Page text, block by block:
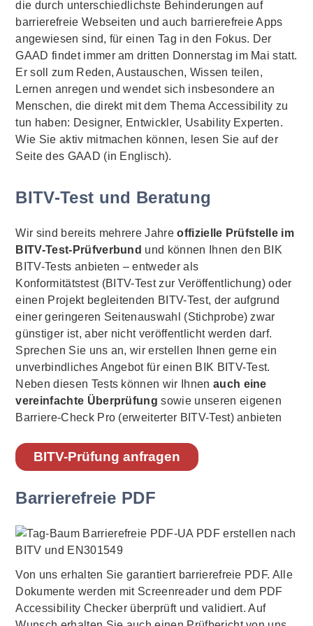
die durch unterschiedlichste Behinderungen auf
barrierefreie Webseiten und auch barrierefreie Apps
angewiesen sind, für einen Tag in den Fokus. Der
GAAD findet immer am dritten Donnerstag im Mai statt.
Er soll zum Reden, Austauschen, Wissen teilen,
Lernen anregen und wendet sich insbesondere an
Menschen, die direkt mit dem Thema Accessibility zu
tun haben: Designer, Entwickler, Usability Experten.
Wie Sie aktiv mitmachen können, lesen Sie auf der
Seite des GAAD (in Englisch).
BITV-Test und Beratung
Wir sind bereits mehrere Jahreoffizielle Prüfstelle im
BITV-Test-Prüfverbund und können Ihnen den BIK
BITV-Tests anbieten – entweder als
Konformitätstest (BITV-Test zur Veröffentlichung) oder
einen Projekt begleitenden BITV-Test, der aufgrund
einer geringeren Seitenauswahl (Stichprobe) zwar
günstiger ist, aber nicht veröffentlicht werden darf.
Sprechen Sie uns an, wir erstellen Ihnen gerne ein
unverbindliches Angebot für einen BIK BITV-Test.
Neben diesen Tests können wir Ihnen auch eine
vereinfachte Überprüfung sowie unseren eigenen
Barriere-Check Pro (erweiterter BITV-Test) anbieten
BITV-Prüfung anfragen
Barrierefreie PDF
Von uns erhalten Sie garantiert barrierefreie PDF. Alle
Dokumente werden mit Screenreader und dem PDF
Accessibility Checker überprüft und validiert. Auf